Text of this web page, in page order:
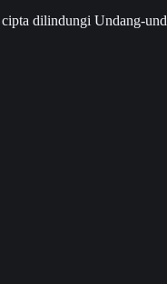
dilindungi Undang-